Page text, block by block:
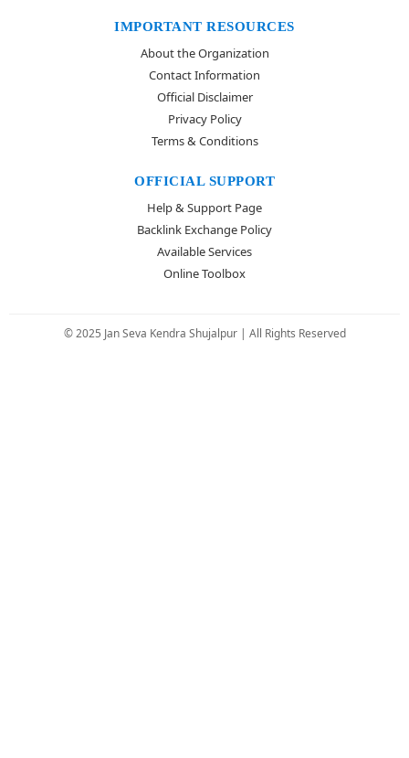
IMPORTANT RESOURCES
About the Organization
Contact Information
Official Disclaimer
Privacy Policy
Terms & Conditions
OFFICIAL SUPPORT
Help & Support Page
Backlink Exchange Policy
Available Services
Online Toolbox
© 2025 Jan Seva Kendra Shujalpur | All Rights Reserved